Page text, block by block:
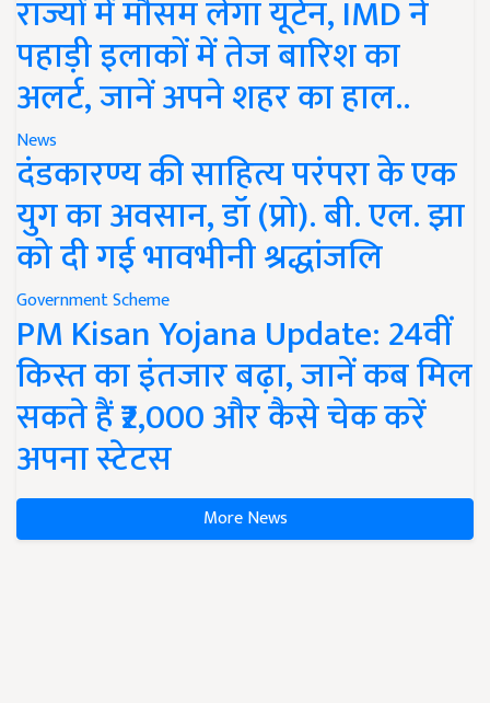
राज्यों में मौसम लेगा यूर्टन, IMD ने
पहाड़ी इलाकों में तेज बारिश का
अलर्ट, जानें अपने शहर का हाल..
News
दंडकारण्य की साहित्य परंपरा के एक
युग का अवसान, डॉ (प्रो). बी. एल. झा
को दी गई भावभीनी श्रद्धांजलि
Government Scheme
PM Kisan Yojana Update: 24वीं
किस्त का इंतजार बढ़ा, जानें कब मिल
सकते हैं ₹2,000 और कैसे चेक करें
अपना स्टेटस
More News